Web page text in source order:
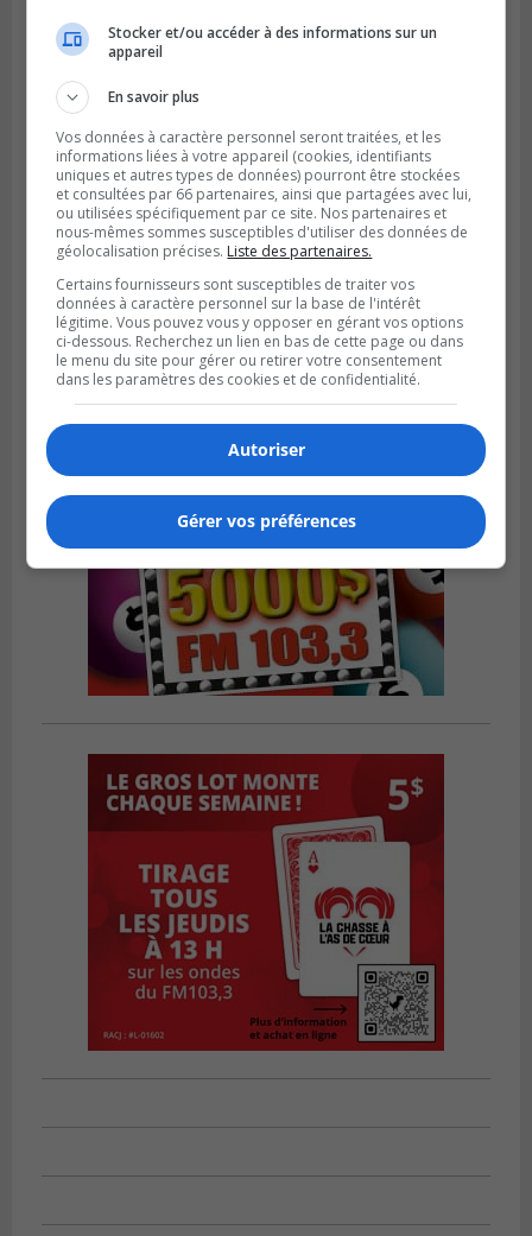
Publié le 3 août 2026 à 14h47
Le Livre bleu rassemble 200 curieux à
Longueuil
Stocker et/ou accéder à des informations sur un
appareil
En savoir plus
Vos données à caractère personnel seront traitées, et les
informations liées à votre appareil (cookies, identifiants
uniques et autres types de données) pourront être stockées
et consultées par 66 partenaires, ainsi que partagées avec lui,
ou utilisées spécifiquement par ce site. Nos partenaires et
nous-mêmes sommes susceptibles d'utiliser des données de
géolocalisation précises. Liste des partenaires.
Certains fournisseurs sont susceptibles de traiter vos
données à caractère personnel sur la base de l'intérêt
légitime. Vous pouvez vous y opposer en gérant vos options
ci-dessous. Recherchez un lien en bas de cette page ou dans
le menu du site pour gérer ou retirer votre consentement
dans les paramètres des cookies et de confidentialité.
Autoriser
Gérer vos préférences